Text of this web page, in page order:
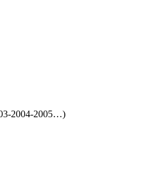
2004-2005…)